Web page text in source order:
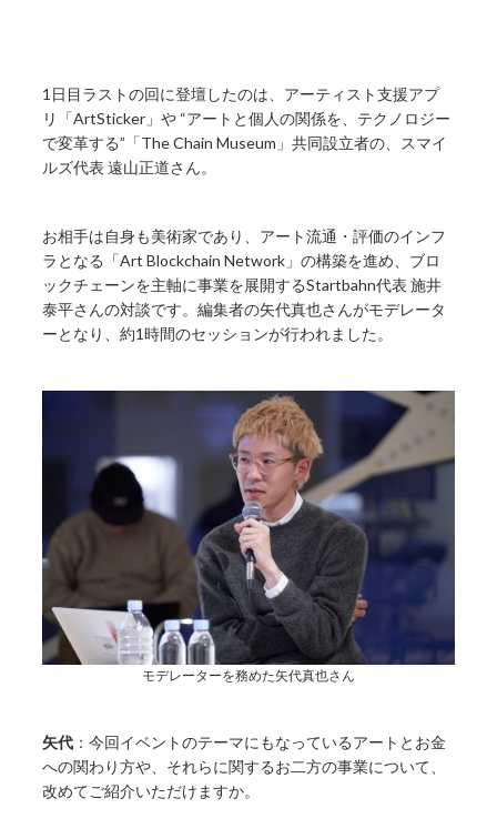
1日目ラストの回に登壇したのは、アーティスト支援アプ
リ「ArtSticker」や “アートと個人の関係を、テクノロジー
で変革する”「The Chain Museum」共同設立者の、スマイ
ルズ代表 遠山正道さん。
お相手は自身も美術家であり、アート流通・評価のインフ
ラとなる「Art Blockchain Network」の構築を進め、ブロ
ックチェーンを主軸に事業を展開するStartbahn代表 施井
泰平さんの対談です。編集者の矢代真也さんがモデレータ
ーとなり、約1時間のセッションが行われました。
モデレーターを務めた矢代真也さん
矢代 ：今回イベントのテーマにもなっているアートとお金
への関わり方や、それらに関するお二方の事業について、
改めてご紹介いただけますか。